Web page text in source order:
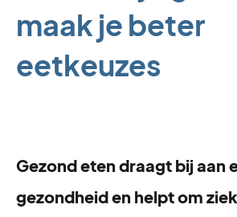
maak je beter
eetkeuzes
Gezond eten draagt bij aan
gezondheid en helpt om